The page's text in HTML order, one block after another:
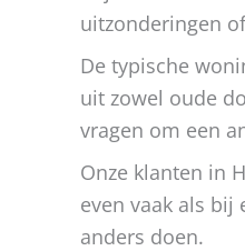
uitzonderingen
De typische
uit zowel oude
vragen om een
Onze klanten in
even vaak als bij
anders doen.